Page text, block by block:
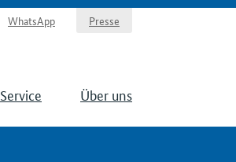
WhatsApp Presse
Service Über uns